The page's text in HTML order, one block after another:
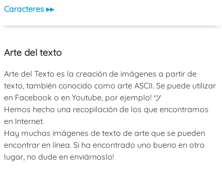
Caracteres ▸▸
Arte del texto
Arte del Texto es la creación de imágenes a partir de
texto, también conocido como arte ASCII. Se puede utilizar
en Facebook o en Youtube, por ejemplo! ツ
Hemos hecho una recopilación de los que encontramos
en Internet.
Hay muchas imágenes de texto de arte que se pueden
encontrar en línea. Si ha encontrado uno bueno en otro
lugar, no dude en enviárnoslo!